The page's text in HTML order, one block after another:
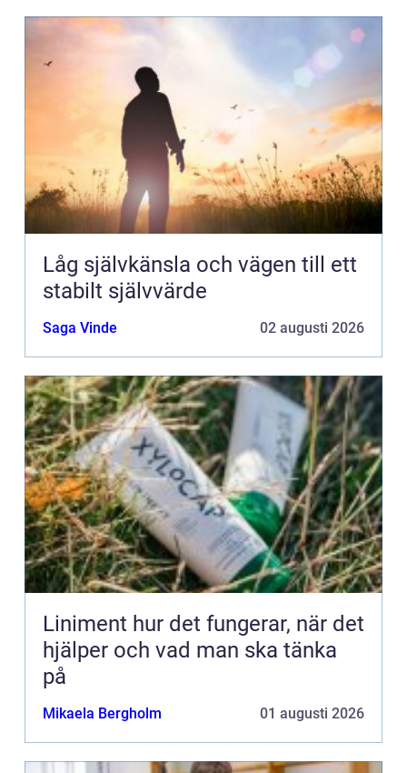
Låg självkänsla och vägen till ett
stabilt självvärde
Saga Vinde 02 augusti 2026
Liniment hur det fungerar, när det
hjälper och vad man ska tänka
på
Mikaela Bergholm 01 augusti 2026